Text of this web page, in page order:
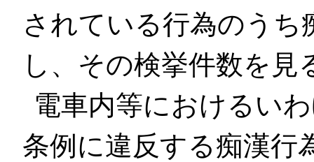
されている行為のうち
し、その検挙件数を見
電車内等におけるい
条例に違反する痴漢行